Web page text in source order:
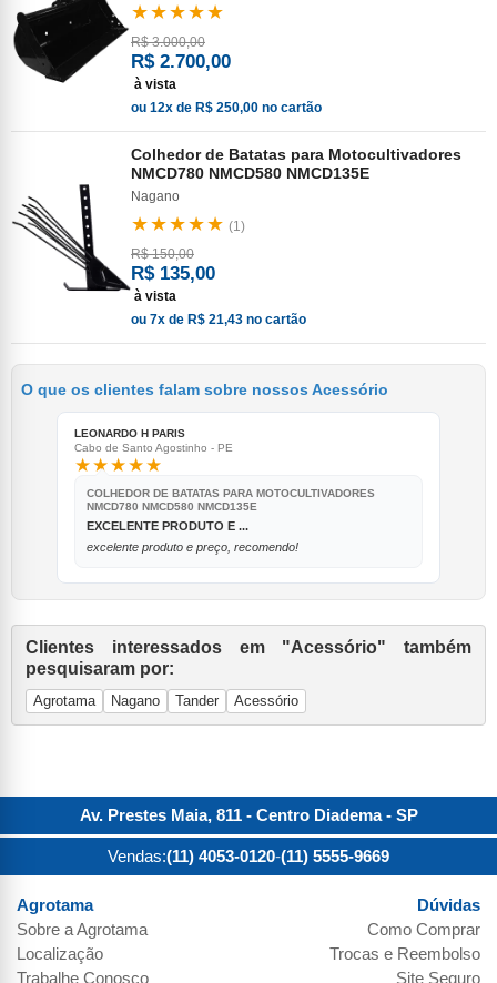
★★★★★
R$ 3.000,00
R$ 2.700,00
à vista
ou 12x de R$ 250,00 no cartão
Colhedor de Batatas para Motocultivadores
NMCD780 NMCD580 NMCD135E
Nagano
★★★★★ (1)
R$ 150,00
R$ 135,00
à vista
ou 7x de R$ 21,43 no cartão
O que os clientes falam sobre nossos Acessório
LEONARDO H PARIS
Cabo de Santo Agostinho - PE
★★★★★
COLHEDOR DE BATATAS PARA MOTOCULTIVADORES
NMCD780 NMCD580 NMCD135E
EXCELENTE PRODUTO E ...
excelente produto e preço, recomendo!
Clientes interessados em "Acessório" também
pesquisaram por:
Agrotama Nagano Tander Acessório
Av. Prestes Maia, 811 - Centro Diadema- SP
Vendas:(11) 4053-0120-(11) 5555-9669
Agrotama
Sobre aAgrotama
Localização
Trabalhe Conosco
Dúvidas
Como Comprar
Trocas e Reembolso
Site Seguro